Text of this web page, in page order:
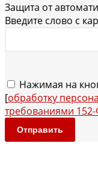
Защита от
Введите слово с
Нажимая на
[обработку
требованиями
Отправить